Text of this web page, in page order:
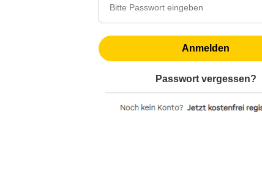
Anmelden
Passwort vergessen?